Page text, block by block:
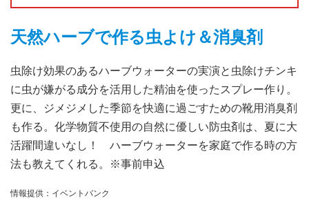
天然ハーブで作る虫よけ＆消臭剤
虫除け効果のあるハーブウォーターの実演と虫除けチンキ
に虫が嫌がる成分を活用した精油を使ったスプレー作り。
更に、ジメジメした季節を快適に過ごすための靴用消臭剤
も作る。化学物質不使用の自然に優しい防虫剤は、夏に大
活躍間違いなし！ ハーブウォーターを家庭で作る時の方
法も教えてくれる。※事前申込
情報提供：イベントバンク